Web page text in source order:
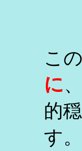
こ
に、
的
す